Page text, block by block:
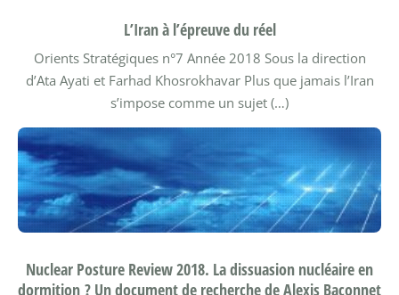
L’Iran à l’épreuve du réel
Orients Stratégiques n°7 Année 2018 Sous la direction
d’Ata Ayati et Farhad Khosrokhavar Plus que jamais l’Iran
s’impose comme un sujet (…)
Nuclear Posture Review 2018. La dissuasion nucléaire en
dormition ? Un document de recherche de Alexis Baconnet